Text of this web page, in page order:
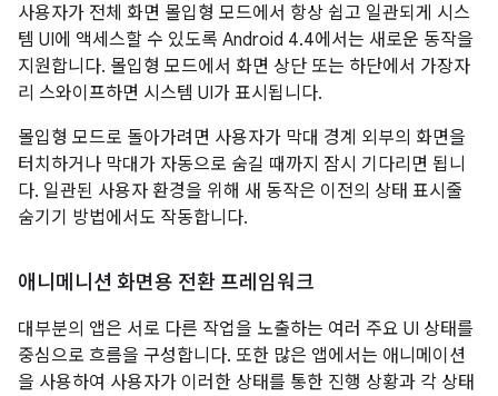
사용자가 전체 화면 몰입형 모드에서 항상 쉽고 일관되게 시스
템 UI에 액세스할 수 있도록 Android 4.4에서는 새로운 동작을
지원합니다. 몰입형 모드에서 화면 상단 또는 하단에서 가장자
리 스와이프하면 시스템 UI가 표시됩니다.
몰입형 모드로 돌아가려면 사용자가 막대 경계 외부의 화면을
터치하거나 막대가 자동으로 숨길 때까지 잠시 기다리면 됩니
다. 일관된 사용자 환경을 위해 새 동작은 이전의 상태 표시줄
숨기기 방법에서도 작동합니다.
애니메니션 화면용 전환 프레임워크
대부분의 앱은 서로 다른 작업을 노출하는 여러 주요 UI 상태를
중심으로 흐름을 구성합니다. 또한 많은 앱에서는 애니메이션
을 사용하여 사용자가 이러한 상태를 통한 진행 상황과 각 상태